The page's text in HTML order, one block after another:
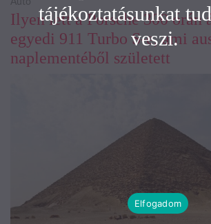
Ilyen lett a Porsche 300 órán
egyedi 911 Turbo S-e, ami
naplementéből született
Autó
tájékoztatásunkat
veszi.
Elfogadom